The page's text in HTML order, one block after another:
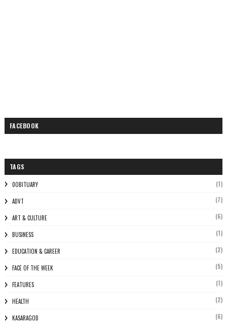
FACEBOOK
TAGS
0OBITUARY (1)
ADVT (7)
ART & CULTURE (6)
BUSINESS (1)
EDUCATION & CAREER (2)
FACE OF THE WEEK (5)
FEATURES (1)
HEALTH (2)
KASARAGOD (6)